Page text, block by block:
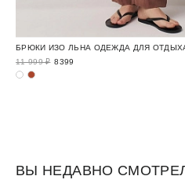
БРЮКИ ИЗО ЛЬНА ОДЕЖДА ДЛЯ ОТДЫХА
11 999 ₽ 8399
ВЫ НЕДАВНО